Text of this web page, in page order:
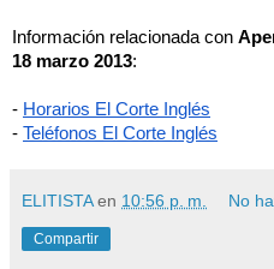
Información relacionada con
18 marzo 2013:
- Horarios El Corte Inglés
- Teléfonos El Corte Inglés
ELITISTA en 10:56 p. m. No
Compartir